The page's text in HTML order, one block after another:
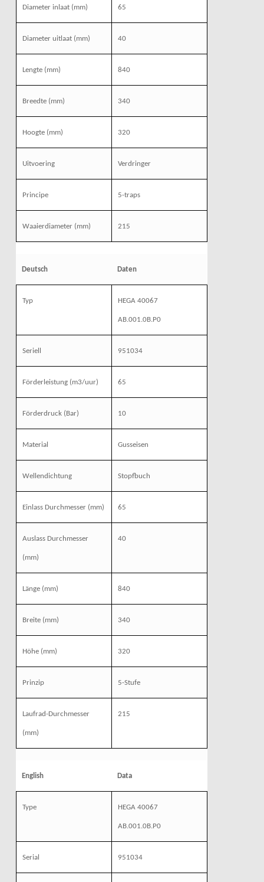
Diameter inlaat (mm) 65
Diameter uitlaat (mm) 40
Lengte (mm) 840
Breedte (mm) 340
Hoogte (mm) 320
Uitvoering Verdringer
Principe 5-traps
Waaierdiameter (mm) 215
Deutsch Daten
Typ HEGA 40067
AB.001.0B.P0
Seriell 951034
Förderleistung(m3/uur) 65
Förderdruck(Bar) 10
Material Gusseisen
Wellendichtung Stopfbuch
Einlass Durchmesser(mm) 65
Auslass Durchmesser
(mm)
40
Länge(mm) 840
Breite(mm) 340
Höhe(mm) 320
Prinzip 5-Stufe
Laufrad-Durchmesser
(mm)
215
English Data
Type HEGA 40067
AB.001.0B.P0
Serial 951034